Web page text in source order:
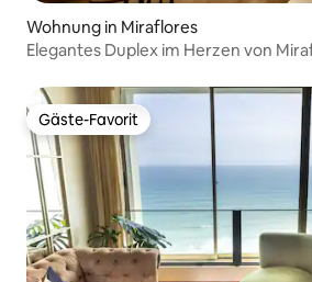
Wohnung in Miraflores
Elegantes Duplex im Herzen von
Gäste-Favorit
Gäste-Favorit